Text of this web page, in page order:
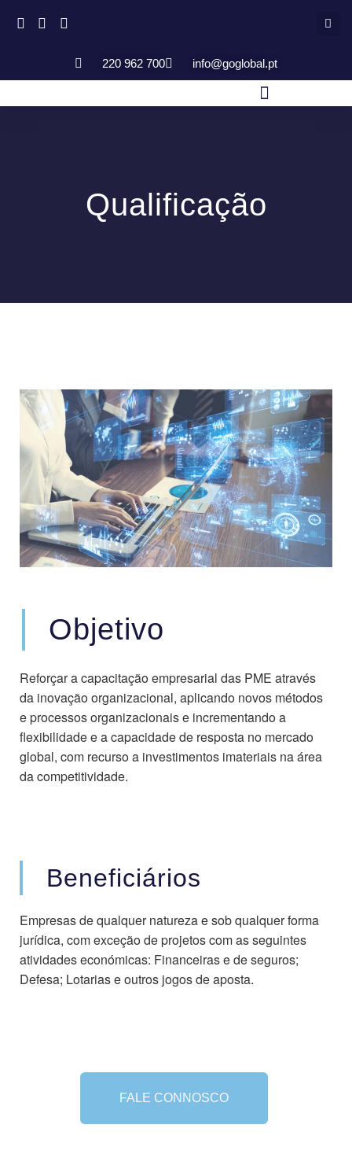
220 962 700 info@goglobal.pt
Qualificação
Objetivo
Reforçar a capacitação empresarial das PME através
da inovação organizacional, aplicando novos métodos
e processos organizacionais e incrementando a
flexibilidade e a capacidade de resposta no mercado
global, com recurso a investimentos imateriais na área
da competitividade.
Beneficiários
Empresas de qualquer natureza e sob qualquer forma
jurídica, com exceção de projetos com as seguintes
atividades económicas: Financeiras e de seguros;
Defesa; Lotarias e outros jogos de aposta.
FALE CONNOSCO